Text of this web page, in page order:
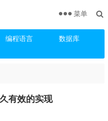
编程语言
数据库
菜单
有效的实现